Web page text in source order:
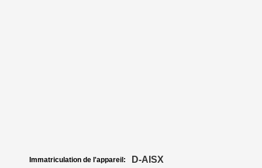
Immatriculation de l'appareil: D-AISX